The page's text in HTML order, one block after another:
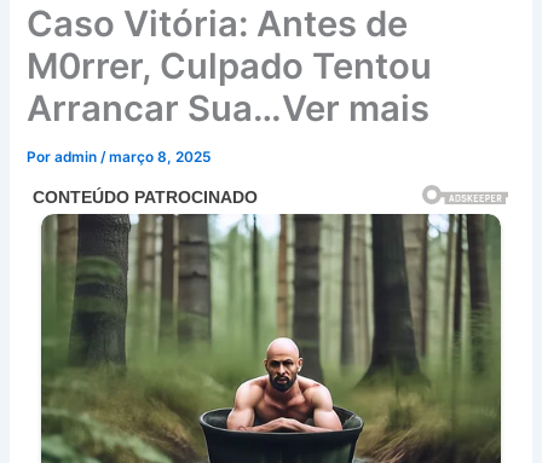
Caso Vitória: Antes de
M0rrer, Culpado Tentou
Arrancar Sua…Ver mais
Poradmin /março 8, 2025